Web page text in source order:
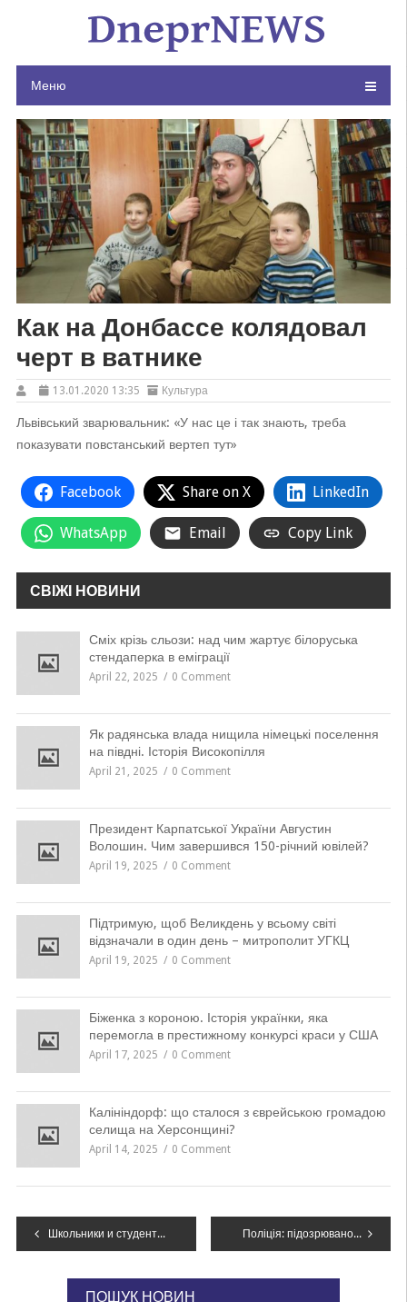
Меню
Как на Донбассе колядовал
черт в ватнике
13.01.2020 13:35 Культура
Львівський зварювальник: «У нас це і так знають, треба
показувати повстанський вертеп тут»
Facebook Share on X LinkedIn
WhatsApp Email Copy Link
СВІЖІ НОВИНИ
Сміх крізь сльози: над чим жартує білоруська
стендаперка в еміграції
April 22, 2025 0 Comment
Як радянська влада нищила німецькі поселення
на півдні. Історія Високопілля
April 21, 2025 0 Comment
Президент Карпатської України Августин
Волошин. Чим завершився 150-річний ювілей?
April 19, 2025 0 Comment
Підтримую, щоб Великдень у всьому світі
відзначали в один день – митрополит УГКЦ
April 19, 2025 0 Comment
Біженка з короною. Історія українки, яка
перемогла в престижному конкурсі краси у США
April 17, 2025 0 Comment
Калініндорф: що сталося з єврейською громадою
селища на Херсонщині?
April 14, 2025 0 Comment
Навігація
Школьники и студенты Каменского имеют право на бесплатный проезд Поліція: підозрюваного в замаху на Осмаєва передали Росії під час обміну
ПОШУК НОВИН